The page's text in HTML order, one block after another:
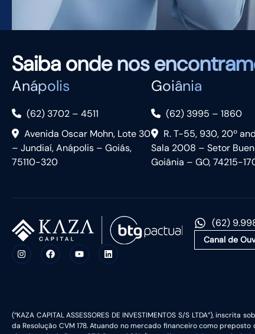
Saibaonde nos
Anápolis
(62) 3702 – 4511
Avenida Oscar Mohn, Lote 30
– Jundiaí, Anápolis – Goiás,
75110-320
Goiânia
(62) 3995 – 1860
R. T-55, 930, 20º
Sala 2008 – Setor
Goiânia – GO, 74215-
(62)
Canal de
(“KAZA CAPITAL ASSESSORES DE INVESTIMENTOS S/S LTDA”),
da Resolução CVM 178. Atuando no mercado financeiro como